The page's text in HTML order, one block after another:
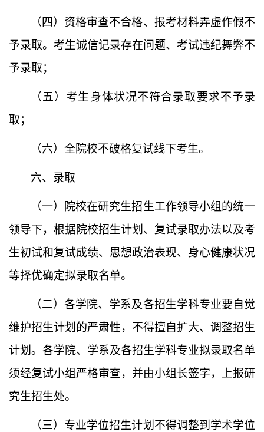
（四） 资格审查不合格、报考材料弄虚作假不
予录取。考生诚信记录存在问题、考试违纪舞弊不
予录取；
（五） 考生身体状况不符合录取要求不予录
取；
（六） 全院校不破格复试线下考生。
六、录取
（一）
院校在研究生招生工作领导小组的统一
领导下，根据院校招生计划、复试录取办法以及考
生初试和复试成绩、思想政治表现、身心健康状况
等择优确定拟录取名单。
（二）各学院、学系及各招生学科专业要自觉
维护招生计划的严肃性，不得擅自扩大、调整招生
计划。各学院、学系及各招生学科专业拟录取名单
须经复试小组严格审查，并由小组长签字，上报研
究生招生处。
（三） 专业学位招生计划不得调整到学术学位